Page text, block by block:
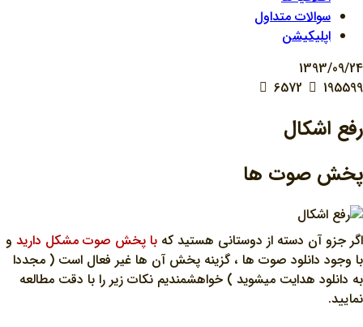
سوالات متداول
اپلیکیشن
1393/09/24
195599
رفع اشکال
پخش صوت ها
اگر جزو آن دسته از دوستاني هستيد که با پخش صوت مشکل داريد و
با وجود دانلود صوت ها ، گزينه پخش آن ها غير فعال است ( مجددا
به دانلود هدايت ميشويد ) خواهشمنديم نکات زير را با دقت مطالعه
نماييد.